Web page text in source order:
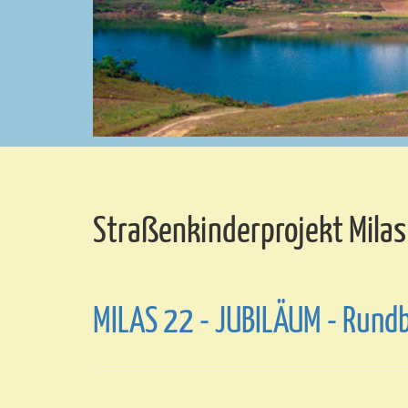
Straßenkinderprojekt Milas
MILAS 22 - JUBILÄUM -